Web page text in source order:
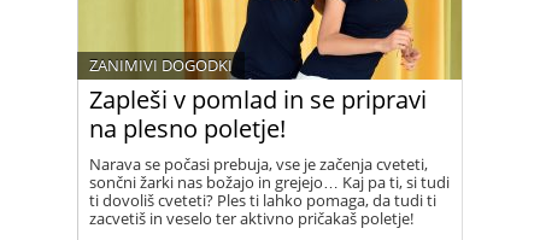
Zapleši v pomlad in se pripravi
na plesno poletje!
ZANIMIVI DOGODKI
Narava se počasi prebuja, vse je začenja cveteti,
sončni žarki nas božajo in grejejo… Kaj pa ti, si tudi
ti dovoliš cveteti? Ples ti lahko pomaga, da tudi ti
zacvetiš in veselo ter aktivno pričakaš poletje!